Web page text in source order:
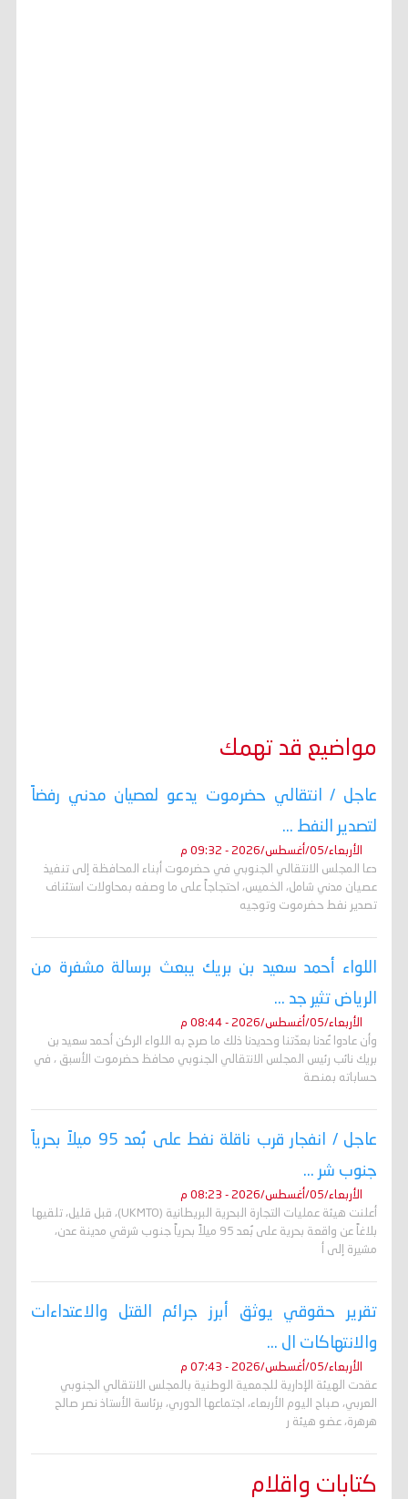
مواضيع قد تهمك
عاجل / انتقالي حضرموت يدعو لعصيان مدني رفضاً
لتصدير النفط ...
الأربعاء/05/أغسطس/2026 - 09:32 م
دعا المجلس الانتقالي الجنوبي في حضرموت أبناء المحافظة إلى تنفيذ
عصيان مدني شامل، الخميس، احتجاجاً على ما وصفه بمحاولات استئناف
تصدير نفط حضرموت وتوجيه
اللواء أحمد سعيد بن بريك يبعث برسالة مشفرة من
الرياض تثير جد ...
الأربعاء/05/أغسطس/2026 - 08:44 م
وأن عادوا عُدنا بعدّتنا وحديدنا ذلك ما صرح به اللواء الركن أحمد سعيد بن
بريك نائب رئيس المجلس الانتقالي الجنوبي محافظ حضرموت الأسبق ، في
حساباته بمنصة
عاجل / انفجار قرب ناقلة نفط على بُعد 95 ميلاً بحرياً
جنوب شر ...
الأربعاء/05/أغسطس/2026 - 08:23 م
أعلنت هيئة عمليات التجارة البحرية البريطانية (UKMTO)، قبل قليل، تلقيها
بلاغاً عن واقعة بحرية على بُعد 95 ميلاً بحرياً جنوب شرقي مدينة عدن،
مشيرة إلى أ
تقرير حقوقي يوثق أبرز جرائم القتل والاعتداءات
والانتهاكات ال ...
الأربعاء/05/أغسطس/2026 - 07:43 م
عقدت الهيئة الإدارية للجمعية الوطنية بالمجلس الانتقالي الجنوبي
العربي، صباح اليوم الأربعاء، اجتماعها الدوري، برئاسة الأستاذ نصر صالح
هرهرة، عضو هيئة ر
كتابات واقلام